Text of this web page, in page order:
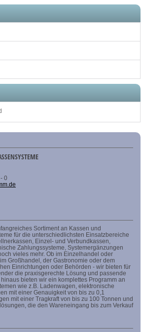
0
Sortiment an Kassen und
für die unterschiedlichsten Einsatzbereiche
Einzel- und Verbundkassen,
Zahlungssysteme, Systemergänzungen
vieles mehr. Ob im Einzelhandel oder
Großhandel, der Gastronomie oder dem
Einrichtungen oder Behörden - wir bieten für
die praxisgerechte Lösung und passende
bieten wir ein komplettes Programm an
wie z.B. Ladenwagen, elektronische
mit einer Genauigkeit von bis zu 0,1
mit einer Tragkraft von bis zu 100 Tonnen und
die den Wareneingang bis zum Verkauf